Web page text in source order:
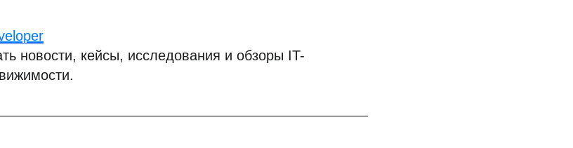
новости, кейсы, исследования и обзоры IT-